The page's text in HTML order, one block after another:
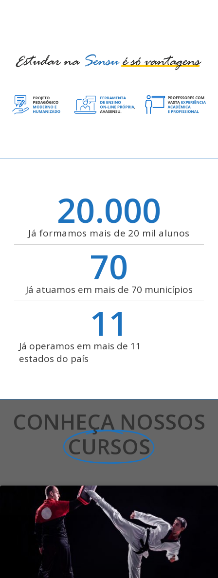
Já formamos mais de 20 mil alunos
20.000
Já atuamos em mais de 70 municípios
70
Já operamos em mais de 11
estados do país
11
CONHEÇA NOSSOS
CURSOS